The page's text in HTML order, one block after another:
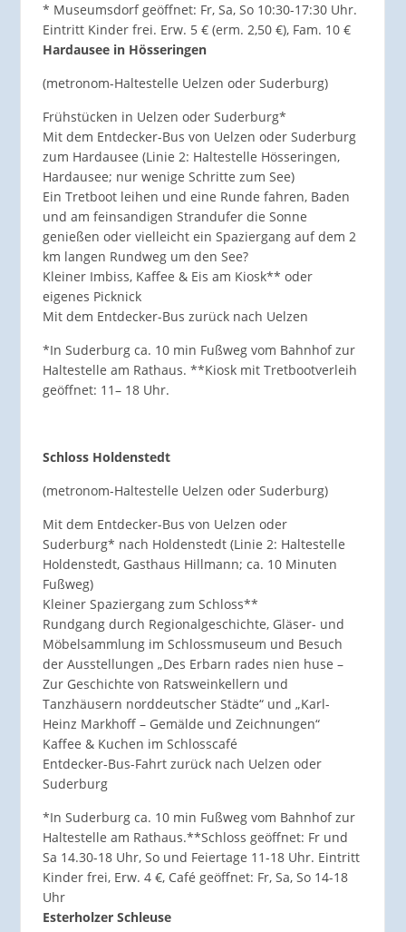
* Museumsdorf geöffnet: Fr, Sa, So 10:30-17:30 Uhr.
Eintritt Kinder frei. Erw. 5 € (erm. 2,50 €), Fam. 10 €
Hardausee in Hösseringen
(metronom-Haltestelle Uelzen oder Suderburg)
Frühstücken in Uelzen oder Suderburg*
Mit dem Entdecker-Bus von Uelzen oder Suderburg
zum Hardausee (Linie 2: Haltestelle Hösseringen,
Hardausee; nur wenige Schritte zum See)
Ein Tretboot leihen und eine Runde fahren, Baden
und am feinsandigen Strandufer die Sonne
genießen oder vielleicht ein Spaziergang auf dem 2
km langen Rundweg um den See?
Kleiner Imbiss, Kaffee & Eis am Kiosk** oder
eigenes Picknick
Mit dem Entdecker-Bus zurück nach Uelzen
*In Suderburg ca. 10 min Fußweg vom Bahnhof zur
Haltestelle am Rathaus. **Kiosk mit Tretbootverleih
geöffnet: 11– 18 Uhr.
Schloss Holdenstedt
(metronom-Haltestelle Uelzen oder Suderburg)
Mit dem Entdecker-Bus von Uelzen oder
Suderburg* nach Holdenstedt (Linie 2: Haltestelle
Holdenstedt, Gasthaus Hillmann; ca. 10 Minuten
Fußweg)
Kleiner Spaziergang zum Schloss**
Rundgang durch Regionalgeschichte, Gläser- und
Möbelsammlung im Schlossmuseum und Besuch
der Ausstellungen „Des Erbarn rades nien huse –
Zur Geschichte von Ratsweinkellern und
Tanzhäusern norddeutscher Städte“ und „Karl-
Heinz Markhoff – Gemälde und Zeichnungen“
Kaffee & Kuchen im Schlosscafé
Entdecker-Bus-Fahrt zurück nach Uelzen oder
Suderburg
*In Suderburg ca. 10 min Fußweg vom Bahnhof zur
Haltestelle am Rathaus.**Schloss geöffnet: Fr und
Sa 14.30-18 Uhr, So und Feiertage 11-18 Uhr. Eintritt
Kinder frei, Erw. 4 €, Café geöffnet: Fr, Sa, So 14-18
Uhr
Esterholzer Schleuse